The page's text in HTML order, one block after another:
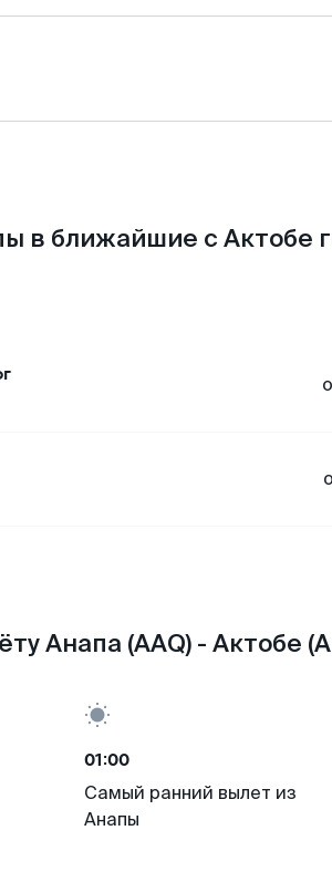
в ближайшие с Актобе
Анапа (AAQ) - Актобе
01:00
Самый ранний вылет из
Анапы